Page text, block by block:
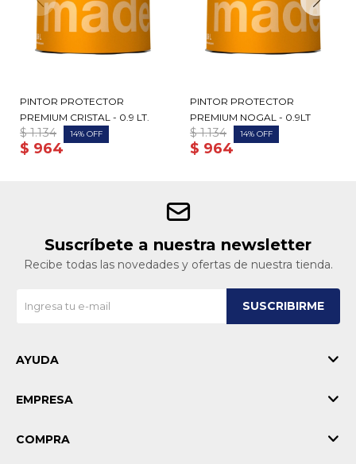
PINTOR PROTECTOR
PREMIUM CRISTAL - 0.9 LT.
$ 964
$ 1.134 14
PINTOR PROTECTOR
PREMIUM NOGAL - 0.9LT
$ 964
$ 1.134 14
Suscríbete a nuestra newsletter
Recibe todas las novedades y ofertas de nuestra tienda.
SUSCRIBIRME
AYUDA
EMPRESA
COMPRA